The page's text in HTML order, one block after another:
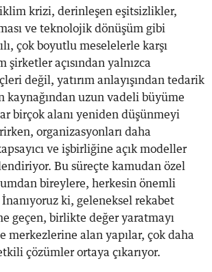
iklim krizi, derinleşen eşitsizlikler,
ve teknolojik dönüşüm gibi
çok boyutlu meselelerle karşı
şirketler açısından yalnızca
değil, yatırım anlayışından tedarik
kaynağından uzun vadeli büyüme
birçok alanı yeniden düşünmeyi
organizasyonları daha
ve işbirliğine açık modeller
Bu süreçte kamudan özel
bireylere, herkesin önemli
ki, geleneksel rekabet
geçen, birlikte değer yaratmayı
merkezlerine alan yapılar, çok daha
çözümler ortaya çıkarıyor.